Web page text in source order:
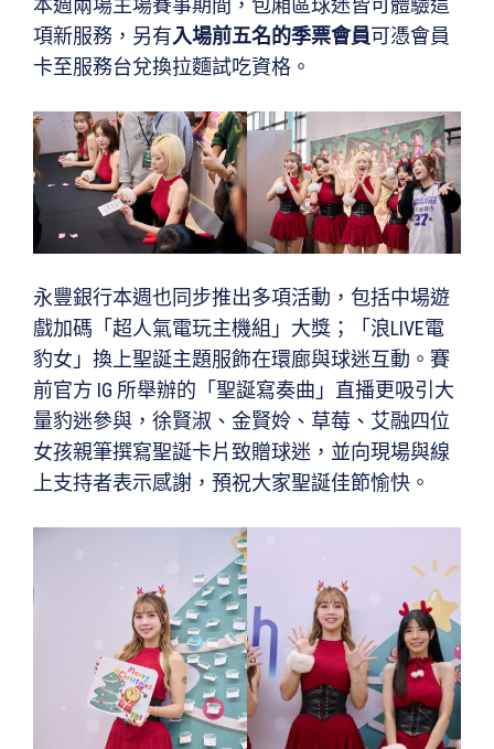
項新服務，另有入場前五名的季票會員可憑會員
卡至服務台兌換拉麵試吃資格。
永豐銀行本週也同步推出多項活動，包括中場遊
戲加碼「超人氣電玩主機組」大獎；「浪LIVE電
豹女」換上聖誕主題服飾在環廊與球迷互動。賽
前官方 IG 所舉辦的「聖誕寫奏曲」直播更吸引大
量豹迷參與，徐賢淑、金賢姈、草莓、艾融四位
女孩親筆撰寫聖誕卡片致贈球迷，並向現場與線
上支持者表示感謝，預祝大家聖誕佳節愉快。